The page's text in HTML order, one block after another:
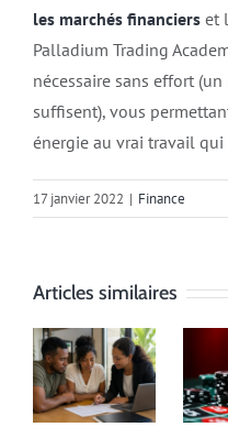
les marchés financiers et
Palladium Trading
nécessaire sans effort
suffisent), vous
énergie au vrai travail
17 janvier 2022 | Finance
Articles similaires